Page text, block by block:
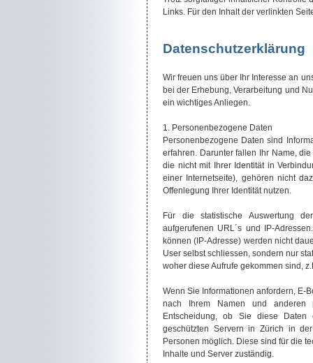
Links. Für den Inhalt der verlinkten
Datenschutzerklärung
Wir freuen uns über Ihr Interesse an
bei der Erhebung, Verarbeitung und
ein wichtiges Anliegen.
1. Personenbezogene Daten
Personenbezogene Daten sind
erfahren. Darunter fallen Ihr Name,
die nicht mit Ihrer Identität in
einer Internetseite), gehören nicht
Offenlegung Ihrer Identität nutzen.
Für die statistische Auswertung
aufgerufenen URL´s und IP-
können (IP-Adresse) werden nicht
User selbst schliessen, sondern nur
woher diese Aufrufe gekommen sind,
Wenn Sie Informationen anfordern, E-
nach Ihrem Namen und anderen
Entscheidung, ob Sie diese
geschützten Servern in Zürich in
Personen möglich. Diese sind für die
Inhalte und Server zuständig.